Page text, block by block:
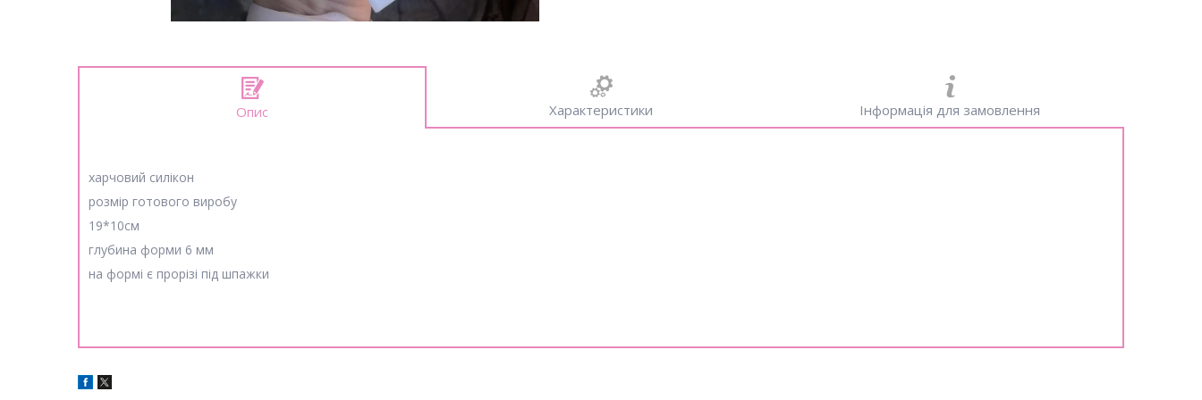
Опис Характеристики Інформація для замовлення
харчовий силікон
розмір готового виробу
19*10см
глубина форми 6 мм
на формі є прорізі під шпажки